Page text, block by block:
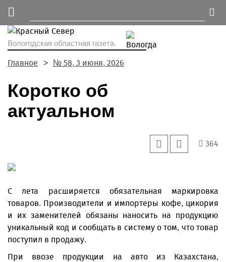
Вологодская областная газета.
Главное № 58, 3 июня, 2026
Коротко об
актуальном
364
С лета расширяется обязательная маркировка
товаров. Производители и импортеры кофе, цикория
и их заменителей обязаны наносить на продукцию
уникальный код и сообщать в систему о том, что товар
поступил в продажу.
При ввозе продукции на авто из Казахстана,